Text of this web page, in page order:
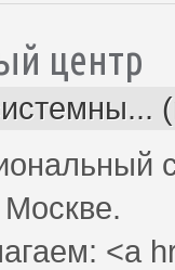
центр
Москве.
<a